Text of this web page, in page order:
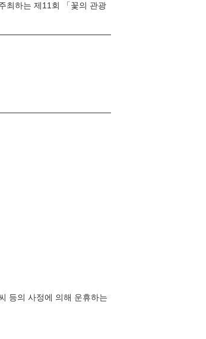
최하는 제11회 「꽃의 관광
등의 사정에 의해 운휴하는